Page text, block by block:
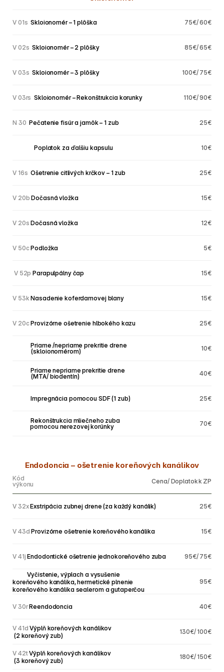
V 01s Skloionomér – 1 plôška 75€/ 60€
V 02s Skloionomér – 2 plôšky 85€/ 65€
V 03s Skloionomér – 3 plôšky 100€/ 75€
V 03rs Skloionomér – Rekonštrukcia korunky 110€/ 90€
Poplatok za ďalšiu kapsulu 10€
N 30 Pečatenie fisúr a jamôk – 1 zub 25€
V 16s Ošetrenie citlivých krčkov – 1 zub 25€
V 20b Dočasná vložka 15€
V 20s Dočasná vložka 12€
V 50c Podložka 5€
V 52p Parapulpálny čap 15€
V 53k Nasadenie koferdamovej blany 15€
V 20c Provizórne ošetrenie hlbokého kazu 25€
Priame /nepriame prekritie drene
             (skloionomérom)
10€
Priame nepriame prekritie drene
             (MTA/ biodentín)
40€
Impregnácia pomocou SDF (1 zub) 25€
Rekonštrukcia mliečneho zuba
       pomocou nerezovej korúnky
70€
Endodoncia – ošetrenie koreňových kanálikov
Cena/ Doplatok k ZP
Kód
výkonu
V 32x Exstripácia zubnej drene (za každý kanálik) 25€
V 43d Provizórne ošetrenie koreňového kanálika 15€
V 41j Endodontické ošetrenie jednokoreňového zuba 95€/ 75€
Vyčistenie, výplach a vysušenie
koreňového kanálika, hermetické plnenie
koreňového kanálika sealerom a gutaperčou
95€
V 30r Reendodoncia 40€
V 41d Výplň koreňových kanálikov
(2 koreňový zub)
130€/ 100€
V 42t Výplň koreňových kanálikov
(3 koreňový zub)
180€/ 150€